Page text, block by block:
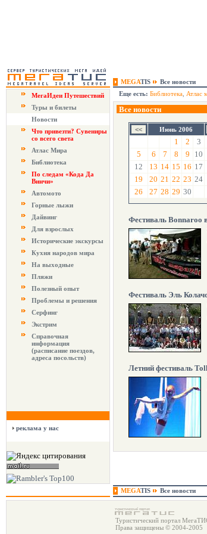
MEGATIS
Все новости
МегаИдеи Путешествий
Туры и билеты
Новости
Что привезти? Сувениры
со всего света
Атлас Мира
Библиотека
По следам «Кода Да
Винчи»
Автомото
Горные лыжи
Дайвинг
Для взрослых
Исторические экскурсы
Кухня народов мира
На выходные
Пляжи
Полезный опыт
Проблемы и решения
Серфинг
Экстрим
Справочная
информация
(расписание поездов,
адреса посольств)
реклама у нас
Еще есть: Библиотека Атлас
Все новости
Июнь 2006
1 2 3
5
6 7 8 9 10
12
13 14 15 16 17
19
20 21 22 23 24
26
27 28 29 30
Фестиваль
Фестиваль Эль
Летний фестиваль
MEGATIS Все новости
Туристический портал
Права защищены © 2004-2005